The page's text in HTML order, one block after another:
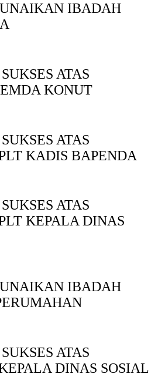
IBADAH
ATAS
KONUT
ATAS
KADIS BAPENDA
ATAS
KEPALA DINAS
IBADAH
ATAS
DINAS SOSIAL